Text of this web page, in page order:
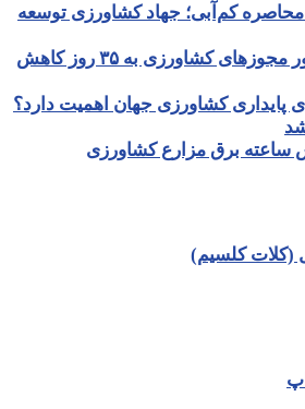
کم‌آبی؛ جهاد کشاورزی توسعه
میانگین زمان صدور مجوزهای کشاورزی به ۳۵ روز کاهش
پایداری کشاورزی جهان اهمیت دارد؟
ساعته برق مزارع کشاورزی
(کلات کلسیم)